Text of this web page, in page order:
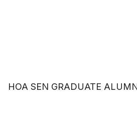
HOA SEN GRADUATE